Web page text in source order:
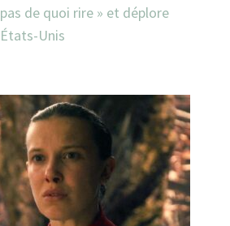
de quoi rire » et déplore
Unis